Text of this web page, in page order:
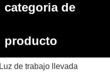
categoria de
producto
Luz de trabajo llevada